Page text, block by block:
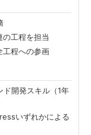
工程を担当
工程への参画
開発スキル（1年
いずれかによる